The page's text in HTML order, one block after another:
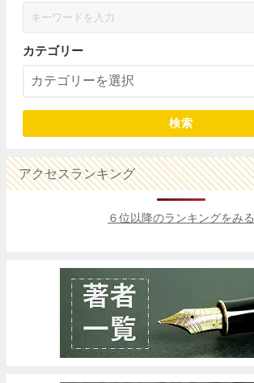
カテゴリー
検索
アクセスランキング
６位以降のランキングをみる